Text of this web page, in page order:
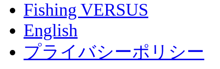
Fishing VERSUS
English
プライバシーポリシー